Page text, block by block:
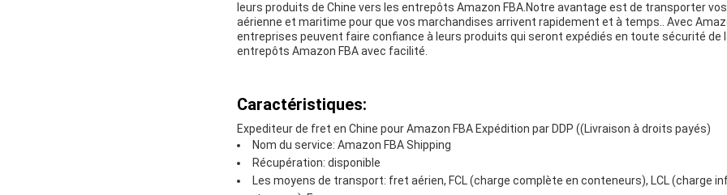
leurs produits de Chine vers les entrepôts Amazon FBA.Notre avantage est de transporter
aérienne et maritime pour que vos marchandises arrivent rapidement et à temps.. Avec
entreprises peuvent faire confiance à leurs produits qui seront expédiés en toute sécurité de
entrepôts Amazon FBA avec facilité.
Caractéristiques:
Expediteur de fret en Chine pour Amazon FBA Expédition par DDP ((Livraison à droits payés)
Nom du service: Amazon FBA Shipping
Récupération: disponible
Les moyens de transport: fret aérien, FCL (charge complète en conteneurs), LCL (charge